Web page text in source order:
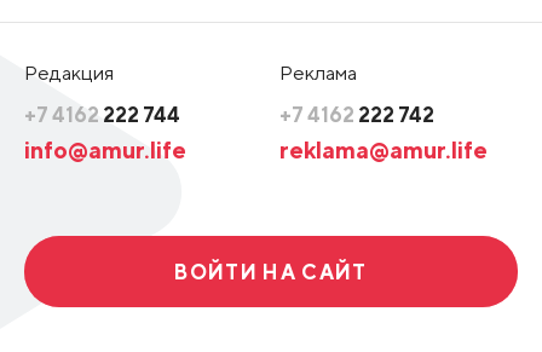
Редакция
+7 4162 222 744
info@amur.life
Реклама
+7 4162 222 742
reklama@amur.life
ВОЙТИ НА САЙТ